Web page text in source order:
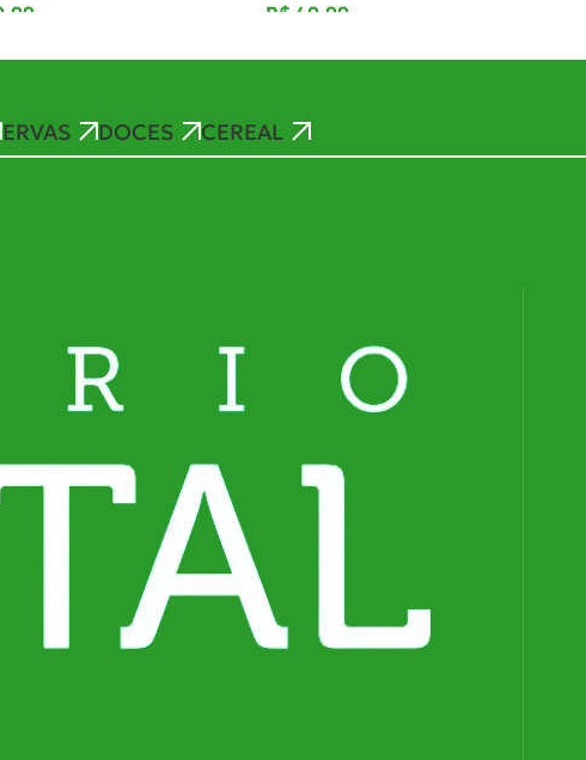
R$
ERVAS DOCES CEREAL